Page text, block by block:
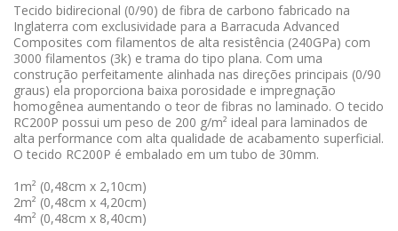
Tecido bidirecional (0/90) de fibra de carbono fabricado na
Inglaterra com exclusividade para a Barracuda Advanced
Composites com filamentos de alta resistência (240GPa) com
3000 filamentos (3k) e trama do tipo plana. Com uma
construção perfeitamente alinhada nas direções principais (0/90
graus) ela proporciona baixa porosidade e impregnação
homogênea aumentando o teor de fibras no laminado. O tecido
RC200P possui um peso de 200 g/m² ideal para laminados de
alta performance com alta qualidade de acabamento superficial.
O tecido RC200P é embalado em um tubo de 30mm.
1m² (0,48cm x 2,10cm)
2m² (0,48cm x 4,20cm)
4m² (0,48cm x 8,40cm)